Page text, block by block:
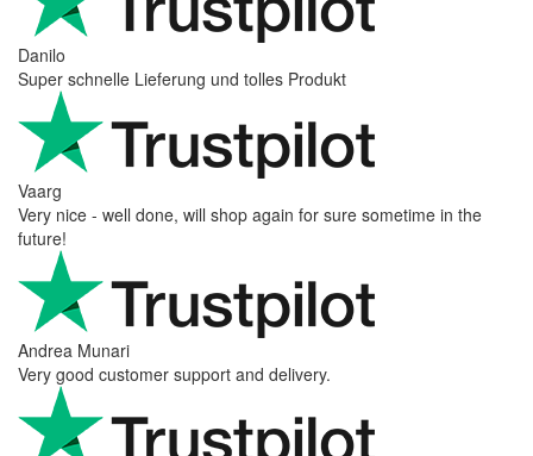
Danilo
Super schnelle Lieferung und tolles Produkt
Vaarg
Very nice - well done, will shop again for sure sometime in the
future!
Andrea Munari
Very good customer support and delivery.